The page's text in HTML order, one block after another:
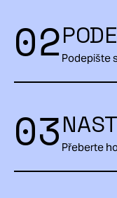
02 Podepište
03 Přeberte